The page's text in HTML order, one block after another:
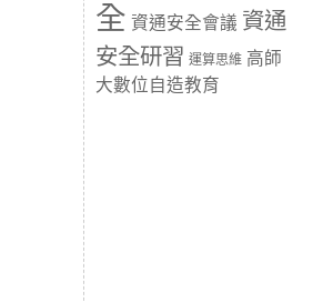
全 資通安全會議 資通
安全研習 運算思維 高師
大數位自造教育